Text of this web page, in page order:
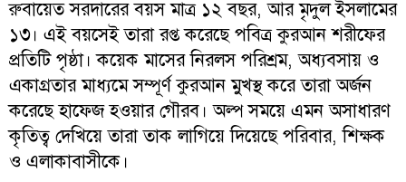
রুবায়েত সরদারের বয়স মাত্র ১২ বছর, আর মৃদুল ইসলামের
১৩। এই বয়সেই তারা রপ্ত করেছে পবিত্র কুরআন শরীফের
প্রতিটি পৃষ্ঠা। কয়েক মাসের নিরলস পরিশ্রম, অধ্যবসায় ও
একাগ্রতার মাধ্যমে সম্পূর্ণ কুরআন মুখস্থ করে তারা অর্জন
করেছে হাফেজ হওয়ার গৌরব। অল্প সময়ে এমন অসাধারণ
কৃতিত্ব দেখিয়ে তারা তাক লাগিয়ে দিয়েছে পরিবার, শিক্ষক
ও এলাকাবাসীকে।